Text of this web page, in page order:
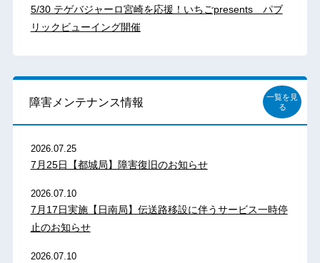
5/30 テゲバジャーロ宮崎を応援！いちごpresents パブ
リックビューイング開催
障害メンテナンス情報
一覧を見
る
2026.07.25
7月25日【都城局】障害復旧のお知らせ
2026.07.10
7月17日実施【日南局】伝送路移設に伴うサービス一時停
止のお知らせ
2026.07.10